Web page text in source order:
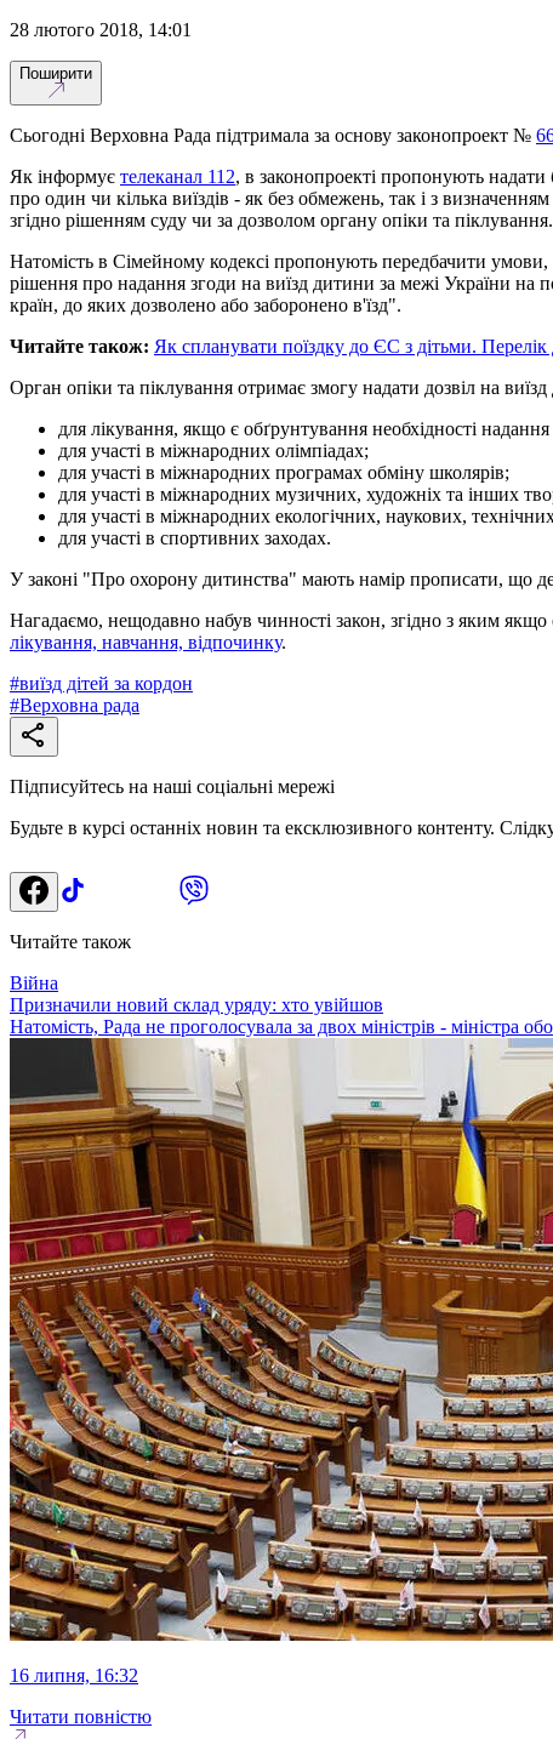
28 лютого 2018, 14:01
Поширити
Сьогодні Верховна Рада підтримала за основу законопроект №
Як інформує телеканал 112, в законопроекті пропонують
про один чи кілька виїздів - як без обмежень, так і з
згідно рішенням суду чи за дозволом органу опіки та піклування.
Натомість в Сімейному кодексі пропонують передбачити умови,
рішення про надання згоди на виїзд дитини за межі України на
країн, до яких дозволено або заборонено в'їзд".
Читайте також: Як спланувати поїздку до ЄС з дітьми.
Орган опіки та піклування отримає змогу надати дозвіл на
для лікування, якщо є обґрунтування необхідності
для участі в міжнародних олімпіадах;
для участі в міжнародних програмах обміну школярів;
для участі в міжнародних музичних, художніх та інших
для участі в міжнародних екологічних, наукових,
для участі в спортивних заходах.
У законі "Про охорону дитинства" мають намір прописати, що
Нагадаємо, нещодавно набув чинності закон, згідно з яким
лікування, навчання, відпочинку.
#виїзд дітей за кордон
#Верховна рада
Підписуйтесь на наші соціальні мережі
Будьте в курсі останніх новин та ексклюзивного контенту.
Читайте також
Війна
Призначили новий склад уряду: хто увійшов
Натомість, Рада не проголосувала за двох міністрів - міністра
16 липня, 16:32
Читати повністю